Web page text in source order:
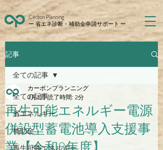
Carbon Planning
ー 省エネ診断・補助金申請サポート ー
記事
全ての記事
省エネルギー
補助金
再生可能エネルギー
全ての記事
再生可能エネルギー電源
併設型蓄電池導入支援事
カーボンプランニング
3月3日 読了時間: 2分